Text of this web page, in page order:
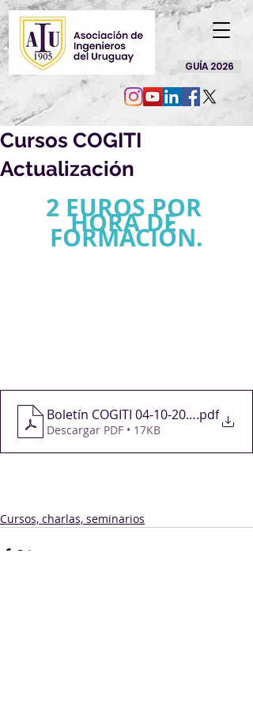
GUÍA 2026
Cursos COGITI
Actualización
2 EUROS POR
HORA DE
FORMACIÓN.
Boletín COGITI 04-10-2024.pdf
Descargar PDF • 17KB
Cursos, charlas, seminarios